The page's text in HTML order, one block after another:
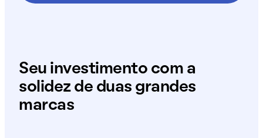
Seu investimento com a
solidez de duas grandes
marcas